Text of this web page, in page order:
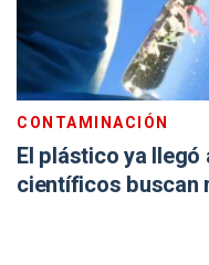
CONTAMINACIÓN
El plástico ya llegó
científicos buscan